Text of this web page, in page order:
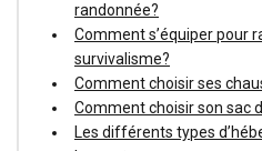
randonnée?
Comment s’équiper pour
survivalisme?
Comment choisir ses
Comment choisir son sac
Les différents types